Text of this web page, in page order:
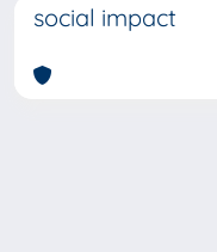
social impact